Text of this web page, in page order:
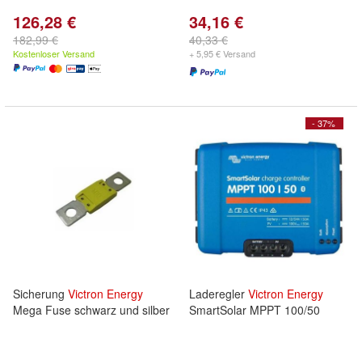
126,28 €
182,99 €
Kostenloser Versand
34,16 €
40,33 €
+ 5,95 € Versand
Sicherung Victron Energy
Mega Fuse schwarz und silber
- 37%
Laderegler Victron Energy
SmartSolar MPPT 100/50